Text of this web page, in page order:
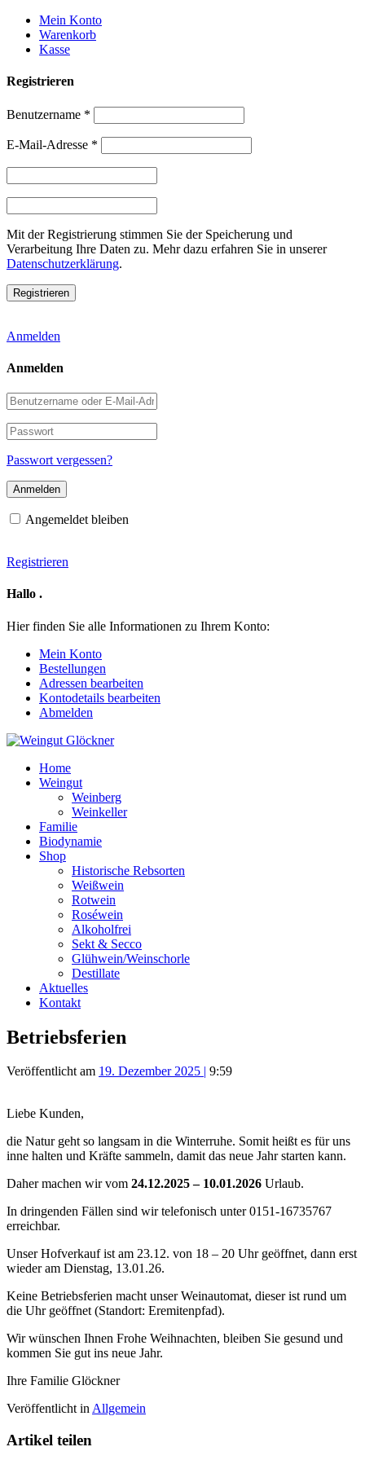
Weiter
zum
Inhalt
Mein Konto
Warenkorb
Kasse
Registrieren
Benutzername *
E-Mail-Adresse *
Mit der Registrierung stimmen Sie der Speicherung und
Verarbeitung Ihre Daten zu. Mehr dazu erfahren Sie in unserer
Datenschutzerklärung.
Anmelden
Anmelden
Benutzername
oder
E-
Mail-
Adresse
Passwort
Passwort vergessen?
Angemeldet bleiben
Registrieren
Hallo .
Hier finden Sie alle Informationen zu Ihrem Konto:
Mein Konto
Bestellungen
Adressen bearbeiten
Kontodetails bearbeiten
Abmelden
Home
Weingut
Weinberg
Weinkeller
Familie
Biodynamie
Shop
Historische Rebsorten
Weißwein
Rotwein
Roséwein
Alkoholfrei
Sekt & Secco
Glühwein/Weinschorle
Destillate
Aktuelles
Kontakt
Betriebsferien
Veröffentlicht am 19. Dezember 2025 | 9:59
Liebe Kunden,
die Natur geht so langsam in die Winterruhe. Somit heißt es für uns
inne halten und Kräfte sammeln, damit das neue Jahr starten kann.
Daher machen wir vom 24.12.2025 – 10.01.2026 Urlaub.
In dringenden Fällen sind wir telefonisch unter 0151-16735767
erreichbar.
Unser Hofverkauf ist am 23.12. von 18 – 20 Uhr geöffnet, dann erst
wieder am Dienstag, 13.01.26.
Keine Betriebsferien macht unser Weinautomat, dieser ist rund um
die Uhr geöffnet (Standort: Eremitenpfad).
Wir wünschen Ihnen Frohe Weihnachten, bleiben Sie gesund und
kommen Sie gut ins neue Jahr.
Ihre Familie Glöckner
Veröffentlicht inAllgemein
Artikel teilen